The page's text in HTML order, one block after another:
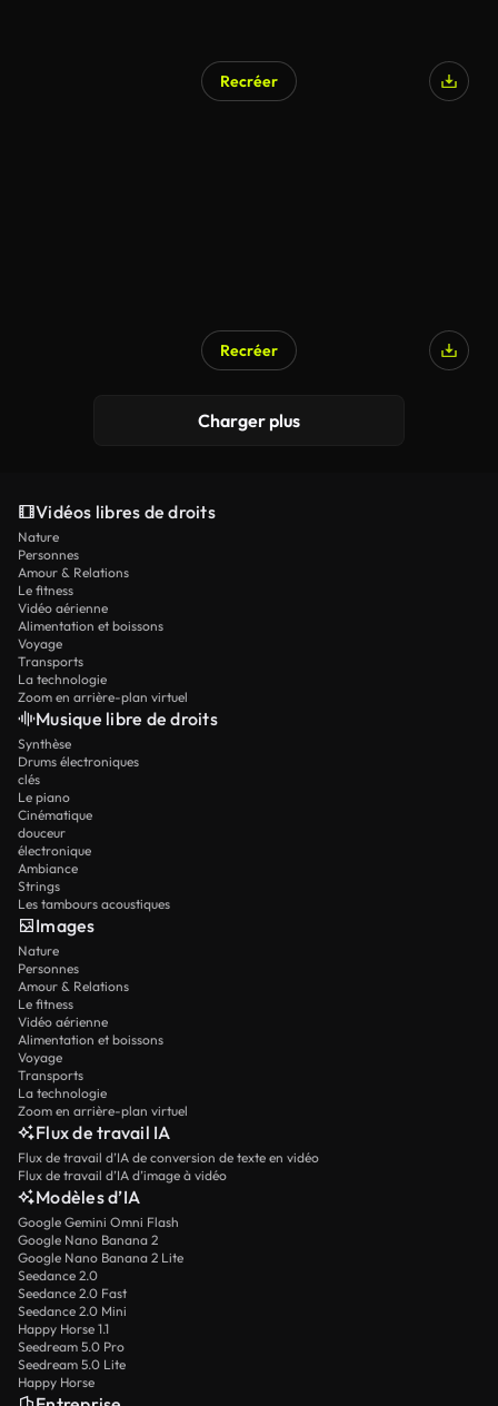
Recréer
Recréer
Charger plus
Vidéos libres de droits
Nature
Personnes
Amour & Relations
Le fitness
Vidéo aérienne
Alimentation et boissons
Voyage
Transports
La technologie
Zoom en arrière-plan virtuel
Musique libre de droits
Synthèse
Drums électroniques
clés
Le piano
Cinématique
douceur
électronique
Ambiance
Strings
Les tambours acoustiques
Images
Nature
Personnes
Amour & Relations
Le fitness
Vidéo aérienne
Alimentation et boissons
Voyage
Transports
La technologie
Zoom en arrière-plan virtuel
Flux de travail IA
Flux de travail d’IA de conversion de texte en vidéo
Flux de travail d’IA d’image à vidéo
Modèles d’IA
Google Gemini Omni Flash
Google Nano Banana 2
Google Nano Banana 2 Lite
Seedance 2.0
Seedance 2.0 Fast
Seedance 2.0 Mini
Happy Horse 1.1
Seedream 5.0 Pro
Seedream 5.0 Lite
Happy Horse